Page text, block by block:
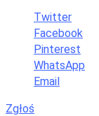
Twitter
Facebook
Pinterest
WhatsApp
Email
Zgłoś